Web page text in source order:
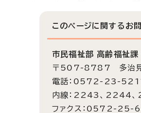
このページに関する お
市民福祉部 高齢福祉
〒507-8787 多治見
電話：0572-23-
内線：2243、2244
ファクス：0572-25-